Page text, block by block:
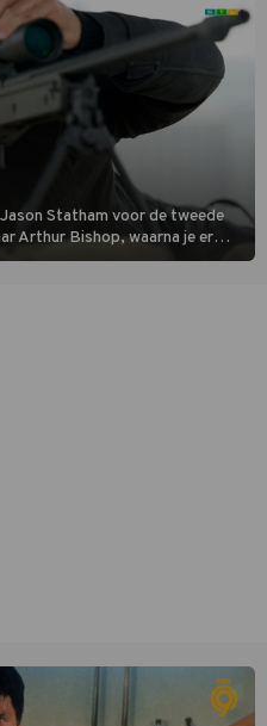
Statham voor de tweede
Arthur Bishop, waarna je er
Bishops geplande pensioen niet